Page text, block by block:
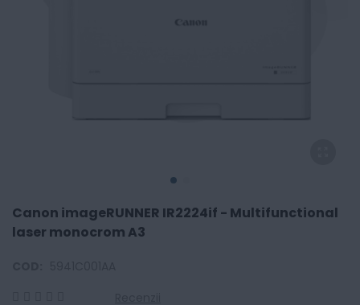
Canon imageRUNNER IR2224if - Multifunctional
laser monocrom A3